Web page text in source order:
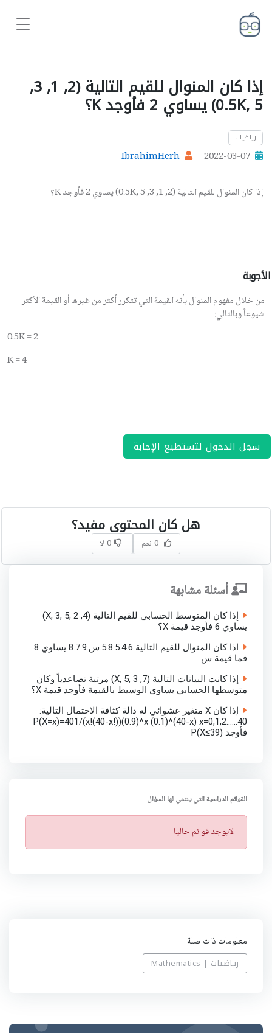
إذا كان المنوال للقيم التالية (2, 1, 3,
0.5K, 5) يساوي 2 فأوجد K؟
رياضيات
2022-03-07
IbrahimHerh
إذا كان المنوال للقيم التالية (2, 1, 3, 0.5K, 5) يساوي 2 فأوجد K؟
الأجوبة
من خلال مفهوم المنوال بأنه القيمة التي تتكرر أكثر من غيرها أو القيمة الأكثر
شيوعاً وبالتالي:
0.5K = 2
K = 4
سجل الدخول لتستطيع الإجابة
هل كان المحتوى مفيد؟
0 نعم 0 لا
أسئلة مشابهة
إذا كان المتوسط الحسابي للقيم التالية (4, X, 3, 5, 2)
يساوي 6 فأوجد قيمة X؟
اذا كان المنوال للقيم التالية 5.8.5.4.6.س.8.7.9 يساوي 8
فما قيمة س
إذا كانت البيانات التالية (7, X, 5, 3) مرتبة تصاعدياً وكان
متوسطها الحسابي يساوي الوسيط بالقيمة فأوجد قيمة X؟
إذا كان X متغير عشوائي له دالة كثافة الاحتمال التالية:
P(X=x)=401/(x!(40-x!))(0.9)^x (0.1)^(40-x) x=0,1,2……40
فأوجد P(X≤39)
القوائم الدراسية التي ينتمي لها السؤال
ت
ن
لايوجد قوائم حاليا
معلومات ذات صلة
رياضيات | Mathematics